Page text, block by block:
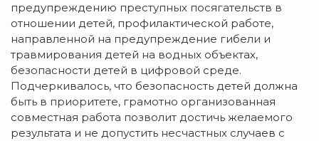
предупреждению преступных посягательств в
отношении детей, профилактической работе,
направленной на предупреждение гибели и
травмирования детей на водных объектах,
безопасности детей в цифровой среде.
Подчеркивалось, что безопасность детей должна
быть в приоритете, грамотно организованная
совместная работа позволит достичь желаемого
результата и не допустить несчастных случаев с